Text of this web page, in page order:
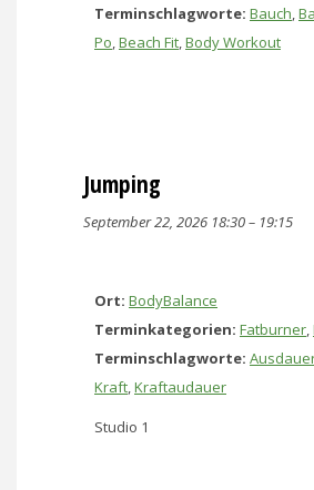
Terminschlagworte: Bauch,
Po,Beach Fit,Body Workout
Jumping
September 22, 2026 18:30– 19:15
Ort: BodyBalance
Terminkategorien: Fatburner,
Terminschlagworte:
Kraft,Kraftaudauer
Studio 1